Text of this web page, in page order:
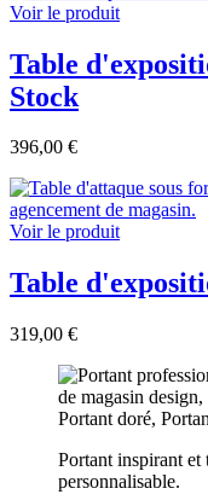
Voir le produit
Table
Stock
396,00 €
Voir le produit
Table
319,00 €
Portant inspirant et
personnalisable.